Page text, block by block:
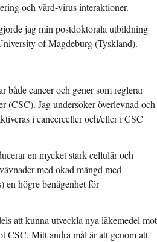
och värd-virus interaktioner.
jag min postdoktorala utbildning
of Magdeburg (Tyskland).
både cancer och gener som reglerar
(CSC). Jag undersöker överlevnad och
i cancerceller och/eller i CSC
en mycket stark cellulär och
med ökad mängd med
en högre benägenhet för
att kunna utveckla nya läkemedel mot
CSC. Mitt andra mål är att genom att